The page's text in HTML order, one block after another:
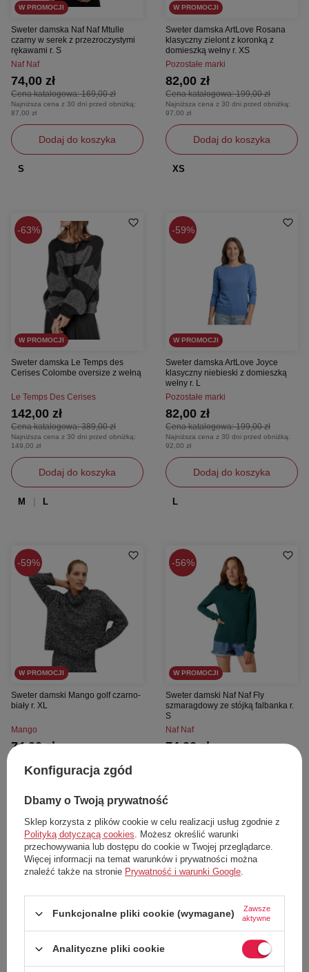
W PROMOCJI
Sweter damska Naf Naf Mtulle
czarny w serek z przezroczystymi
rękawami r. S
Naf Naf
Cena katalogowa:169,00 zł
74,00 zł
Najniższa cena z 30 dni przed obniżką:
87,00 zł
Dodaj do koszyka
S
W PROMOCJI
Sweter damska ArtLove Rosana
klasyczny zielont z koronką z
domieszką wełny r. XS
Pozostałe marki
Cena katalogowa:199,00 zł
82,00 zł
Najniższa cena z 30 dni przed obniżką:
97,00 zł
Dodaj do koszyka
XS
63%
W PROMOCJI
Sweter damska Le Temps des
Cerises Colombe oversize z wełną
Le Temps Des Cerises
Cena katalogowa:389,00 zł
142,00 zł
Najniższa cena z 30 dni przed obniżką:
149,00 zł
Dodaj do koszyka
M L
59%
W PROMOCJI
Sweter damska ArtLove Joyce
klasyczny niebieski z domieszką
wełny r. L
Pozostałe marki
Cena katalogowa:199,00 zł
82,00 zł
Najniższa cena z 30 dni przed obniżką:
92,00 zł
Dodaj do koszyka
L
59%
W PROMOCJI
Sweter damski Mango golf czarno-
biały r. XL
Mango
74,00 zł
Najniższa cena z 30 dni przed obniżką:
Dodaj do koszyka
XL
56%
W PROMOCJI
Sweter damski Naf Naf Fly
szmaragdowy ze stójką falbanka r.
S
Naf Naf
74,00 zł
S
56% 56%
Konfiguracja zgód
Dbamy o Twoją prywatność
Sklep korzysta z plików cookie w celu realizacji usług zgodnie z
Polityką dotyczącą cookies. Możesz określić warunki
przechowywania lub dostępu do cookie w Twojej przeglądarce.
Więcej informacji na temat warunków i prywatności można
znaleźć także na stronie Prywatność i warunki Google.
Funkcjonalne pliki cookie (wymagane)
Zawsze
aktywne
Analityczne pliki cookie